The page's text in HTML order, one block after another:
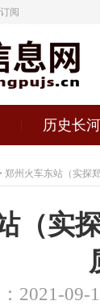
阅
历史长河
郑州火车东站（实探
（实
2021-09-